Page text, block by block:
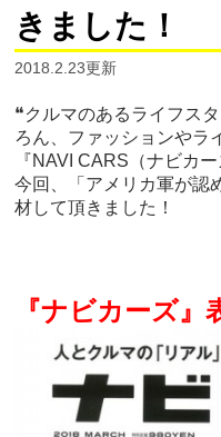
きました！
2018.2.23更新
❝クルマのあるライフス
ろん、ファッションやラ
『NAVI CARS（ナビカー
今回、「アメリカ軍が認
材して頂きました！
『ナビカーズ』